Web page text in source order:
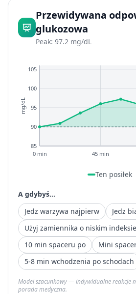
Przewidywana
glukozowa
Peak: 97.2 mg/dL
85
90
95
100
105
0 min 45 min
mg/dL
Ten posiłek
A gdybyś...
Jedz warzywa najpierw
Jedz
Użyj zamiennika o niskim
10 min spaceru po
Mini
5-8 min wchodzenia po schodach
Model szacunkowy — indywidualne reakcje
porada medyczna.